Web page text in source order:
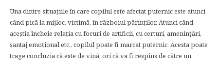
Una dintre situațiile în care copilul este afectat puternic este atunci
când pică la mijloc, victimă, în războiul părinților. Atunci când
aceștia încheie relația cu focuri de artificii, cu certuri, amenințări,
șantaj emoțional etc., copilul poate fi marcat puternic. Acesta poate
trage concluzia că este de vină, ori că va fi respins de către un